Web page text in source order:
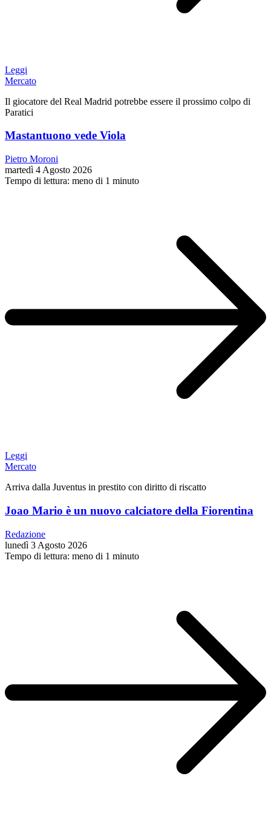
Leggi
Mercato
Il giocatore del Real Madrid potrebbe essere il prossimo colpo di
Paratici
Mastantuono vede Viola
Pietro Moroni
martedì 4 Agosto 2026
Tempo di lettura: meno di 1 minuto
Leggi
Mercato
Arriva dalla Juventus in prestito con diritto di riscatto
Joao Mario è un nuovo calciatore della Fiorentina
Redazione
lunedì 3 Agosto 2026
Tempo di lettura: meno di 1 minuto